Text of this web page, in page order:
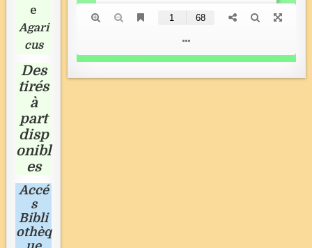
e
Agari
cus
Des
tirés
à
part
disp
onibl
es
Accé
s
Bibli
othèq